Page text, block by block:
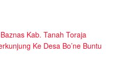
Kab. Tanah Toraja
Ke Desa Bo’ne Buntu